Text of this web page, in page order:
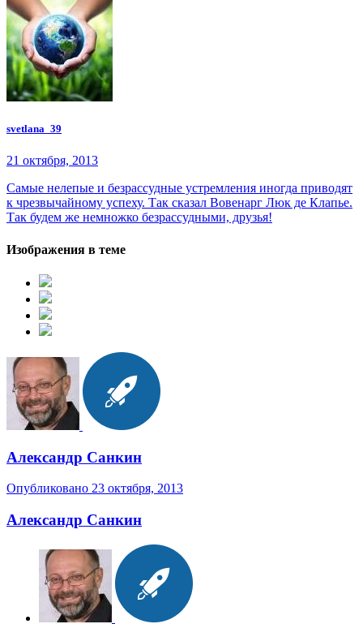
svetlana_39
21 октября, 2013
Самые нелепые и безрассудные устремления иногда приводят
к чрезвычайному успеху. Так сказал Вовенарг Люк де Клапье.
Так будем же немножко безрассудными, друзья!
Изображения в теме
Александр Санкин
Опубликовано 23 октября, 2013
Александр Санкин